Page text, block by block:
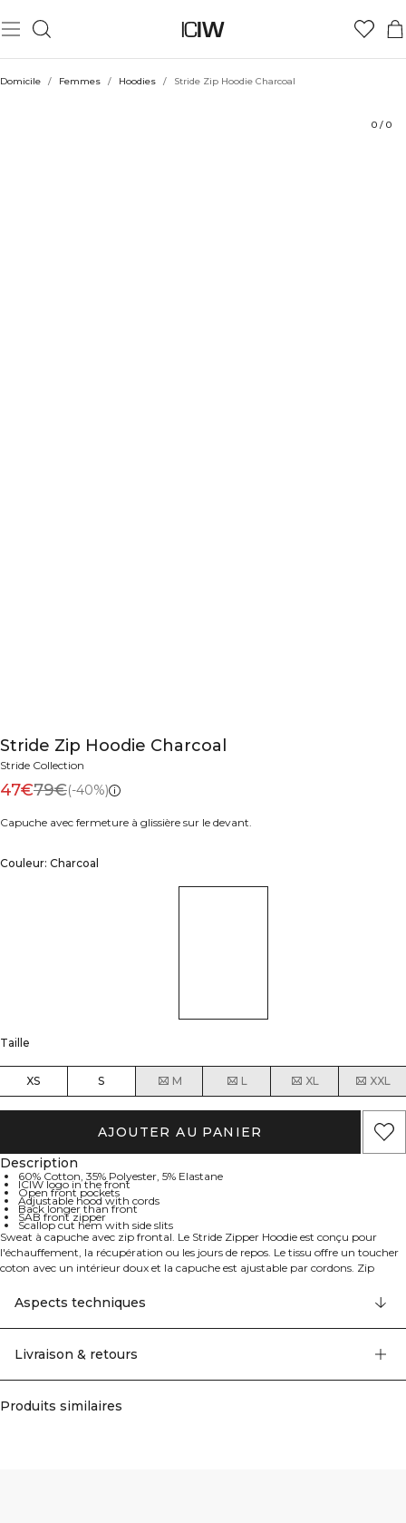
Domicile / Femmes / Hoodies / Stride Zip Hoodie Charcoal
0 / 0
Stride Zip Hoodie Charcoal
Stride Collection
47€79€(-40%)
Capuche avec fermeture à glissière sur le devant.
Couleur: Charcoal
Taille
XS S M L XL XXL
AJOUTER AU PANIER
Description
60% Cotton, 35% Polyester, 5% Elastane
ICIW logo in the front
Open front pockets
Adjustable hood with cords
Back longer than front
SAB front zipper
Scallop cut hem with side slits
Sweat à capuche avec zip frontal. Le Stride Zipper Hoodie est conçu pour
l'échauffement, la récupération ou les jours de repos. Le tissu offre un toucher
coton avec un intérieur doux et la capuche est ajustable par cordons. Zip
fentes latérales. Logo ICIW sur le devant, poches frontales ouvertes, capuche
ajustable avec cordons, dos plus long que le devant, zip frontal SAB, longueur
complète. 60% Coton, 35% Polyester, 5% Elastan.
Aspects techniques
Livraison & retours
Produits similaires